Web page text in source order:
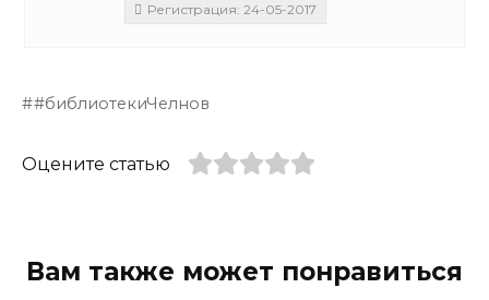
Регистрация: 24-05-2017
#библиотекиЧелнов
Оцените статью
Вам также может понравиться